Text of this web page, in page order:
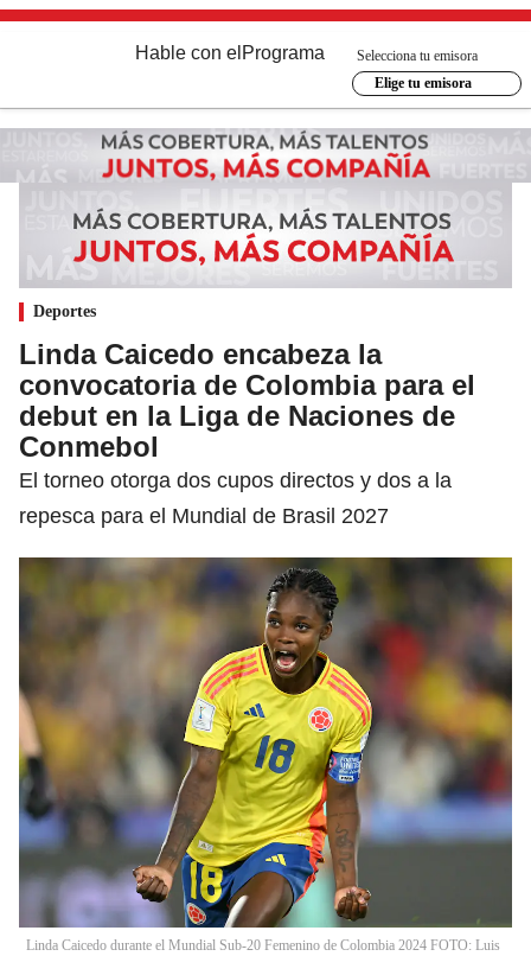
Hable con el Programa
Selecciona tu emisora
Elige tu emisora
Deportes
Linda Caicedo encabeza la
convocatoria de Colombia para el
debut en la Liga de Naciones de
Conmebol
El torneo otorga dos cupos directos y dos a la
repesca para el Mundial de Brasil 2027
Linda Caicedo durante el Mundial Sub-20 Femenino de Colombia 2024 FOTO: Luis